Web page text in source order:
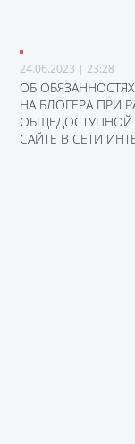
24.06.2023 | 23:28
ОБ
НА БЛОГЕРА ПРИ
САЙТЕ В СЕТИ